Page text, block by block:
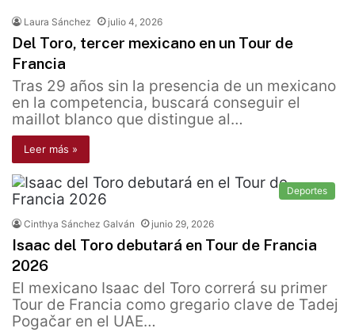
Laura Sánchez julio 4, 2026
Del Toro, tercer mexicano en un Tour de
Francia
Tras 29 años sin la presencia de un mexicano
en la competencia, buscará conseguir el
maillot blanco que distingue al…
Leer más »
Deportes
Cinthya Sánchez Galván junio 29, 2026
Isaac del Toro debutará en Tour de Francia
2026
El mexicano Isaac del Toro correrá su primer
Tour de Francia como gregario clave de Tadej
Pogačar en el UAE…